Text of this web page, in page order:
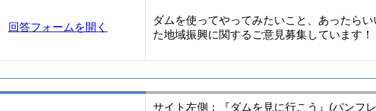
回答フォームを開く
ダムを使ってやってみたいこと、あったら
た地域振興に関するご意見募集しています！
サイト左側：『ダムを見に行こう』(パンフ